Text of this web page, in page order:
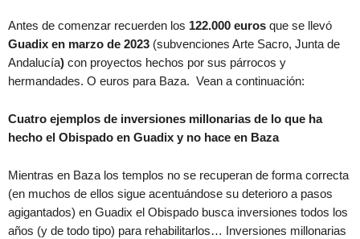
Antes de comenzar recuerden los 122.000 euros que se llevó
Guadix en marzo de 2023 (subvenciones Arte Sacro, Junta de
Andalucía) con proyectos hechos por sus párrocos y
hermandades. O euros para Baza. Vean a continuación:
Cuatro ejemplos de inversiones millonarias de lo que ha
hecho el Obispado en Guadix y no hace en Baza
Mientras en Baza los templos no se recuperan de forma correcta
(en muchos de ellos sigue acentuándose su deterioro a pasos
agigantados) en Guadix el Obispado busca inversiones todos los
años (y de todo tipo) para rehabilitarlos… Inversiones millonarias